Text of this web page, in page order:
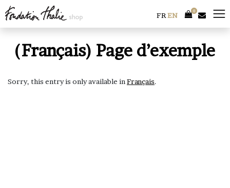
Skip
to
FREN
00
(Français) Page d’exemple
Sorry, this entry is only available in Français.